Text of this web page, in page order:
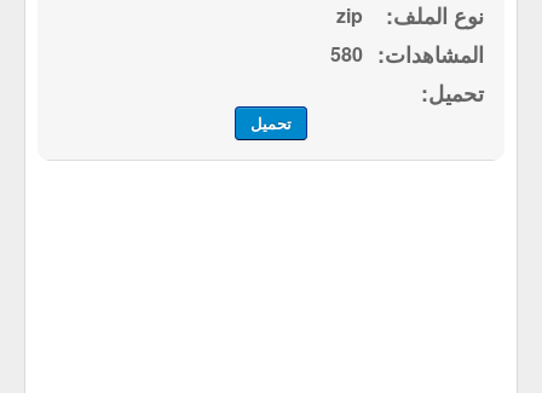
مكتبة القرآن الكريم
إتصل بنا
zip
580
تحميل